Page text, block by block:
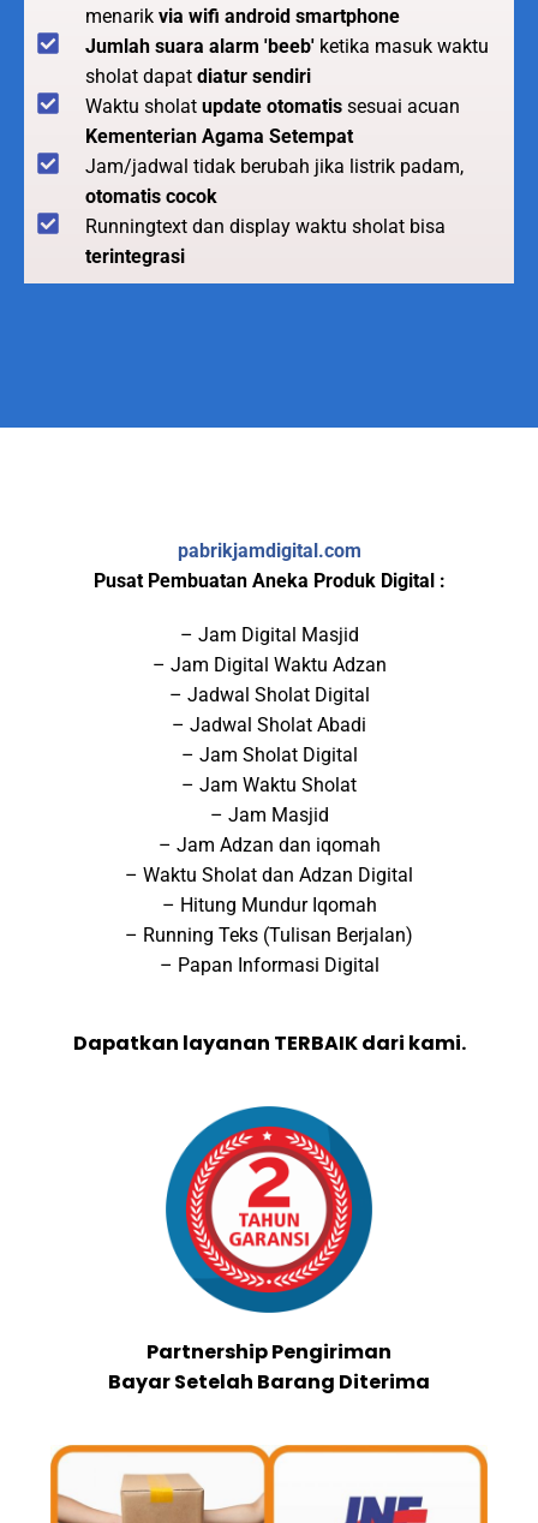
menarik via wifi android smartphone
Jumlah suara alarm 'beeb' ketika masuk waktu
sholat dapat diatur sendiri
Waktu sholat update otomatis sesuai acuan
Kementerian Agama Setempat
Jam/jadwal tidak berubah jika listrik padam,
otomatis cocok
Runningtext dan display waktu sholat bisa
terintegrasi
pabrikjamdigital.com
Pusat Pembuatan Aneka Produk Digital :
– Jam Digital Masjid
– Jam Digital Waktu Adzan
– Jadwal Sholat Digital
– Jadwal Sholat Abadi
– Jam Sholat Digital
– Jam Waktu Sholat
– Jam Masjid
– Jam Adzan dan iqomah
– Waktu Sholat dan Adzan Digital
– Hitung Mundur Iqomah
– Running Teks (Tulisan Berjalan)
– Papan Informasi Digital
Dapatkan layanan TERBAIK dari kami.
Partnership Pengiriman
Bayar Setelah Barang Diterima